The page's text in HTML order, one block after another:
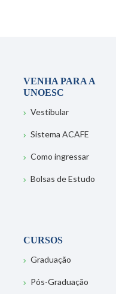
VENHA PARA A
UNOESC
Vestibular
Sistema ACAFE
Como ingressar
Bolsas de Estudo
CURSOS
Graduação
Pós-Graduação